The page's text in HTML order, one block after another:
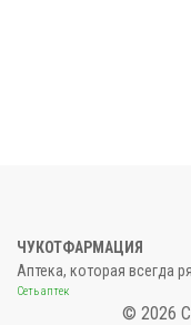
ЧУКОТФАРМАЦИЯ
Аптека, которая всегда
Сеть аптек
© 2026